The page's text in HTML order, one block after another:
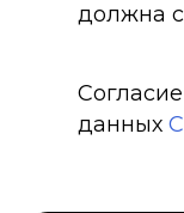
должна
данных